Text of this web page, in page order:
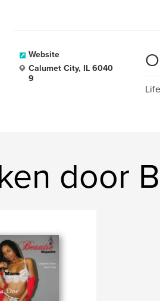
Website
Calumet City, IL 6040
9
door